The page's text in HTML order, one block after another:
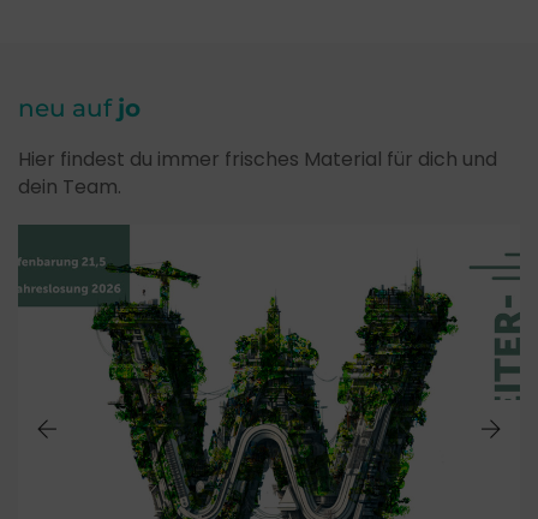
neu auf jo
Hier findest du immer frisches Material für dich und
dein Team.